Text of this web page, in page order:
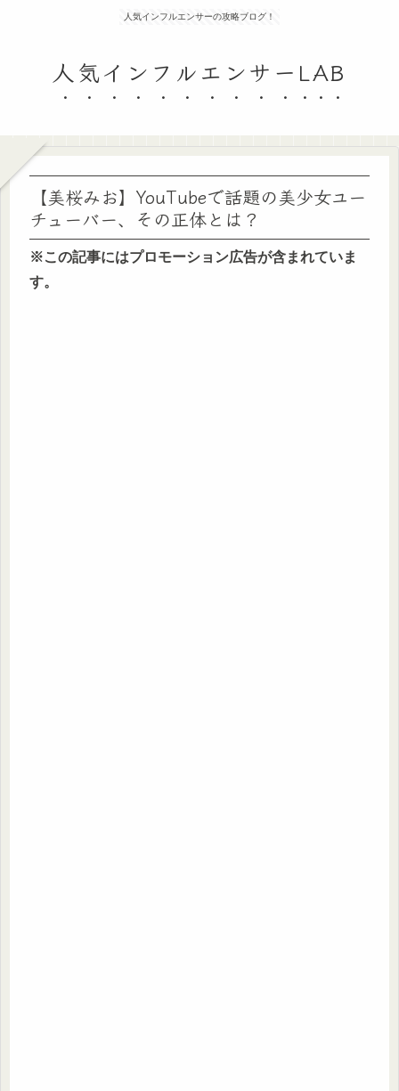
人気インフルエンサーの攻略ブログ！
人気インフルエンサーLAB
【美桜みお】YouTubeで話題の美少女ユー
チューバー、その正体とは？
※この記事にはプロモーション広告が含まれていま
す。